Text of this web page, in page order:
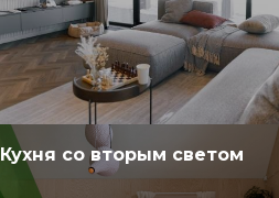
Кухня со вторым светом